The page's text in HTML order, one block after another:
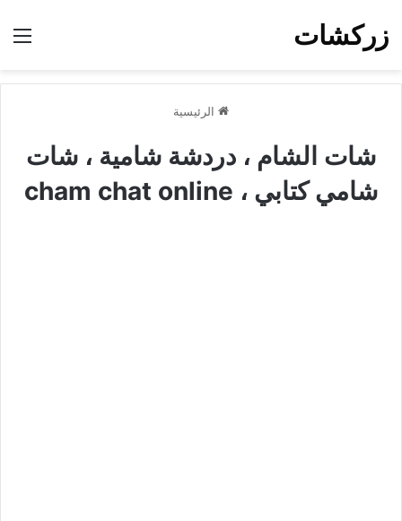
زركشات
الرئيسية
شات الشام ، دردشة شامية ، شات
شامي كتابي ، cham chat online